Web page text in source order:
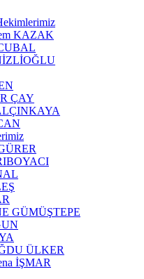
KAZAK
ÇAY
GÜMÜŞTEPE
ÜLKER
İŞMAR